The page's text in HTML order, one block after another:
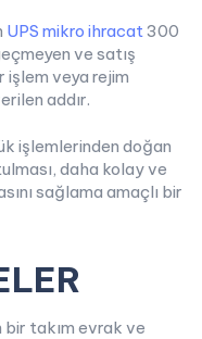
UPS mikro ihracat 300
ve satış
işlem veya rejim
addır.
işlemlerinden doğan
daha kolay ve
sağlama amaçlı bir
bir takım evrak ve